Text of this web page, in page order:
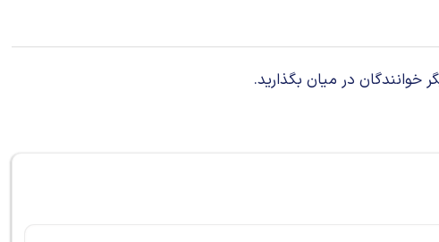
در میان بگذارید.